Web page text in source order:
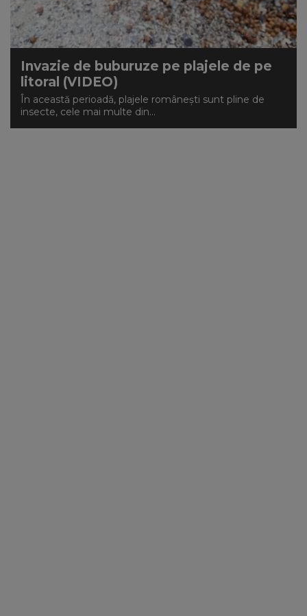
NEWS
CONTUL MEU
Invazie de buburuze pe plajele de pe
litoral (VIDEO)
În această perioadă, plajele românești sunt pline de
insecte, cele mai multe din...